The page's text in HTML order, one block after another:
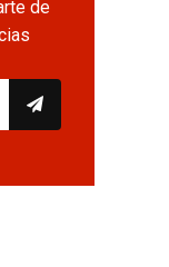
de